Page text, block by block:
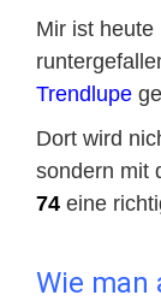
Mir ist
Trendlupe
Dort wird
sondern mit
74 eine
Wie man